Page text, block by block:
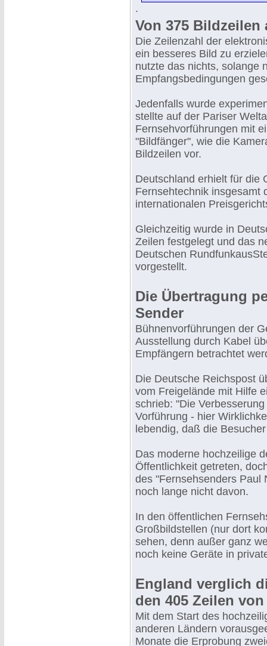
.
Von 375 Bildzeilen
Die Zeilenzahl der
ein besseres Bild zu
nutzte das nichts, solange
Empfangsbedingungen
Jedenfalls wurde
stellte auf der Pariser
Fernsehvorführungen mit
"Bildfänger", wie die
Bildzeilen vor.
Deutschland erhielt für die
Fernsehtechnik insgesamt
internationalen
Gleichzeitig wurde in
Zeilen festgelegt und das
Deutschen
vorgestellt.
Die Übertragung
Sender
Bühnenvorführungen der
Ausstellung durch Kabel
Empfängern betrachtet
Die Deutsche Reichspost
vom Freigelände mit Hilfe
schrieb: "Die
Vorführung - hier
lebendig, daß die
Das moderne hochzeilige
Öffentlichkeit getreten,
des "Fernsehsenders Paul
noch lange nicht davon.
In den öffentlichen
Großbildstellen (nur dort
sehen, denn außer ganz
noch keine Geräte in
England verglich
den 405 Zeilen von
Mit dem Start des
anderen Ländern
Monate die Erprobung